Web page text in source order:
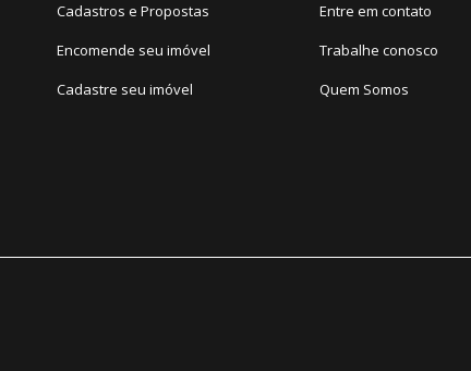
Cadastros e Propostas
Encomende seu imóvel
Cadastre seu imóvel
Entre em contato
Trabalhe conosco
Quem Somos